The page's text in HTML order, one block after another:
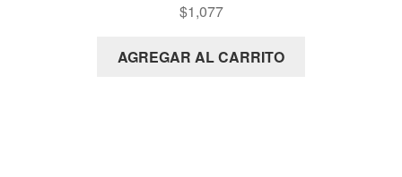
$1,077
AGREGAR AL CARRITO